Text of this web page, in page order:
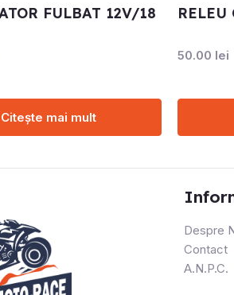
FULBAT 12V/18
Citește mai mult
RELEU
50.00 lei
Despre
Contact
A.N.P.C.